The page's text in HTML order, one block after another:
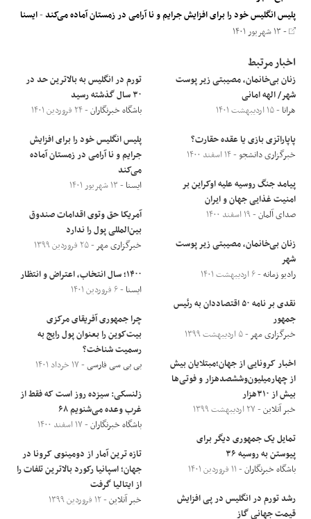
پلیس انگلیس خود را برای افزایش جرایم و نا آرامی در زمستان آماده می‌کند-ایسنا
- ۱۳ شهریور ۱۴۰۱
اخبار مرتبط
زنان بی‌خانمان، مصیبتی زیر پوست
شهر/ الهه امانی
هرانا - ۱۵ اردیبهشت ۱۴۰۱
پاپاراتزی بازی یا عقده حقارت؟
خبرگزاری دانشجو- ۱۴ اسفند ۱۴۰۰
پیامد جنگ روسیه علیه اوکراین بر
امنیت غذایی جهان و ایران
صدای آلمان- ۱۹ اسفند ۱۴۰۰
زنان بی‌خانمان، مصیبتی زیر پوست
شهر
رادیو زمانه- ۶ اردیبهشت ۱۴۰۱
نقدی بر نامه ۵۰ اقتصاددان به رئیس
جمهور
خبرگزاری مهر- ۵ اردیبهشت ۱۳۹۹
اخبار کرونایی از جهان؛مبتلایان بیش
از چهارمیلیون‌وششصدهزار و فوتی‌ها
بیش از ۳۱۰هزار
خبر آنلاین- ۲۷ اردیبهشت ۱۳۹۹
تمایل یک جمهوری دیگر برای
پیوستن به روسیه ۳۶
باشگاه خبرنگاران- ۱۱ فروردین ۱۴۰۱
رشد تورم در انگلیس در پی افزایش
قیمت جهانی گاز
تورم در انگلیس به بالاترین حد در
۳۰ سال گذشته رسید
باشگاه خبرنگاران- ۲۴ فروردین ۱۴۰۱
پلیس انگلیس خود را برای افزایش
جرایم و نا آرامی در زمستان آماده
می‌کند
ایسنا - ۱۳ شهریور ۱۴۰۱
آمریکا حق وتوی اقدامات صندوق
بین‌المللی پول را ندارد
خبرگزاری مهر- ۲۵ فروردین ۱۳۹۹
۱۴۰۰؛ سال انتخاب، اعتراض و انتظار
ایسنا - ۶ فروردین ۱۴۰۱
چرا جمهوری آفریقای مرکزی
بیت‌کوین را بعنوان پول رایج به
رسمیت شناخت؟
بی بی سی فارسی- ۱۷ خرداد ۱۴۰۱
زلنسکی: سیزده روز است که فقط از
غرب وعده می‌شنویم ۶۸
باشگاه خبرنگاران- ۱۷ اسفند ۱۴۰۰
تازه ترین آمار از دومینوی کرونا در
جهان؛ اسپانیا رکورد بالاترین تلفات را
از ایتالیا گرفت
خبر آنلاین- ۱۲ فروردین ۱۳۹۹